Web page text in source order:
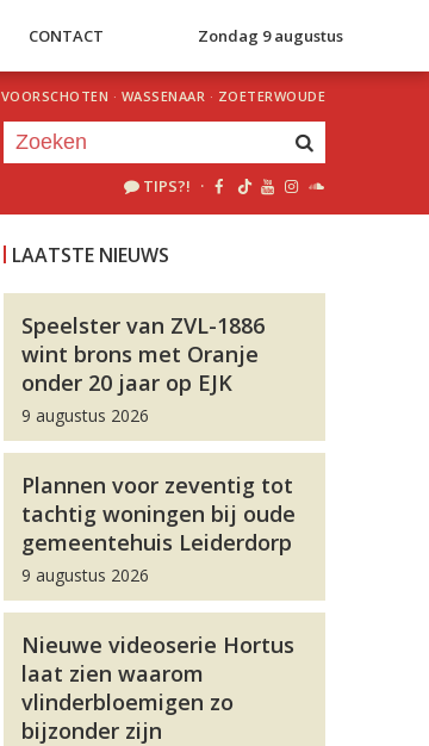
CONTACT Zondag 9 augustus
VOORSCHOTEN · WASSENAAR · ZOETERWOUDE
TIPS?! ·
LAATSTE NIEUWS
Speelster van ZVL-1886
wint brons met Oranje
onder 20 jaar op EJK
9 augustus 2026
Plannen voor zeventig tot
tachtig woningen bij oude
gemeentehuis Leiderdorp
9 augustus 2026
Nieuwe videoserie Hortus
laat zien waarom
vlinderbloemigen zo
bijzonder zijn